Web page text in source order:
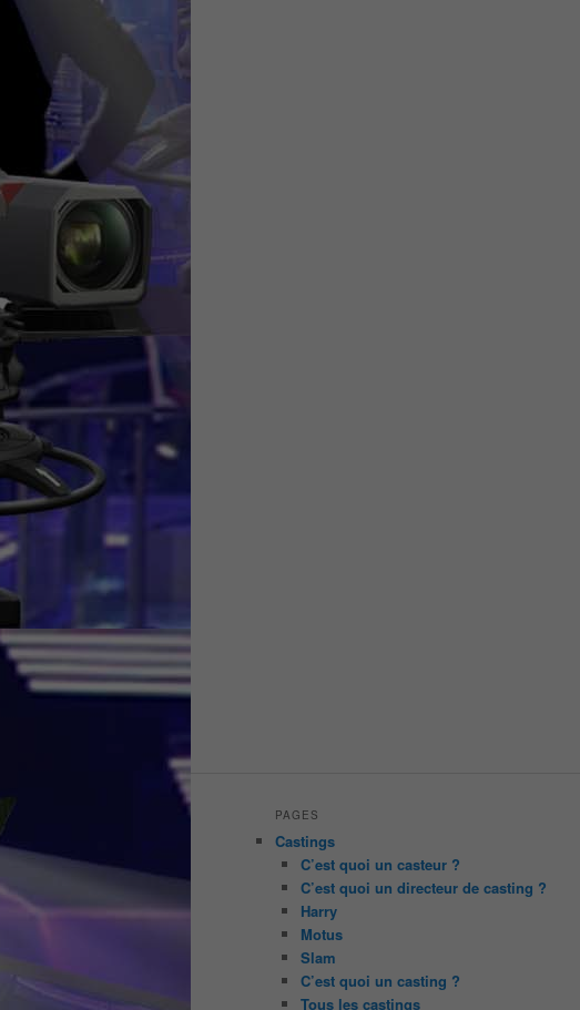
PAGES
Castings
C’est quoi un casteur ?
C’est quoi un directeur de casting ?
Harry
Motus
Slam
C’est quoi un casting ?
Tous les castings